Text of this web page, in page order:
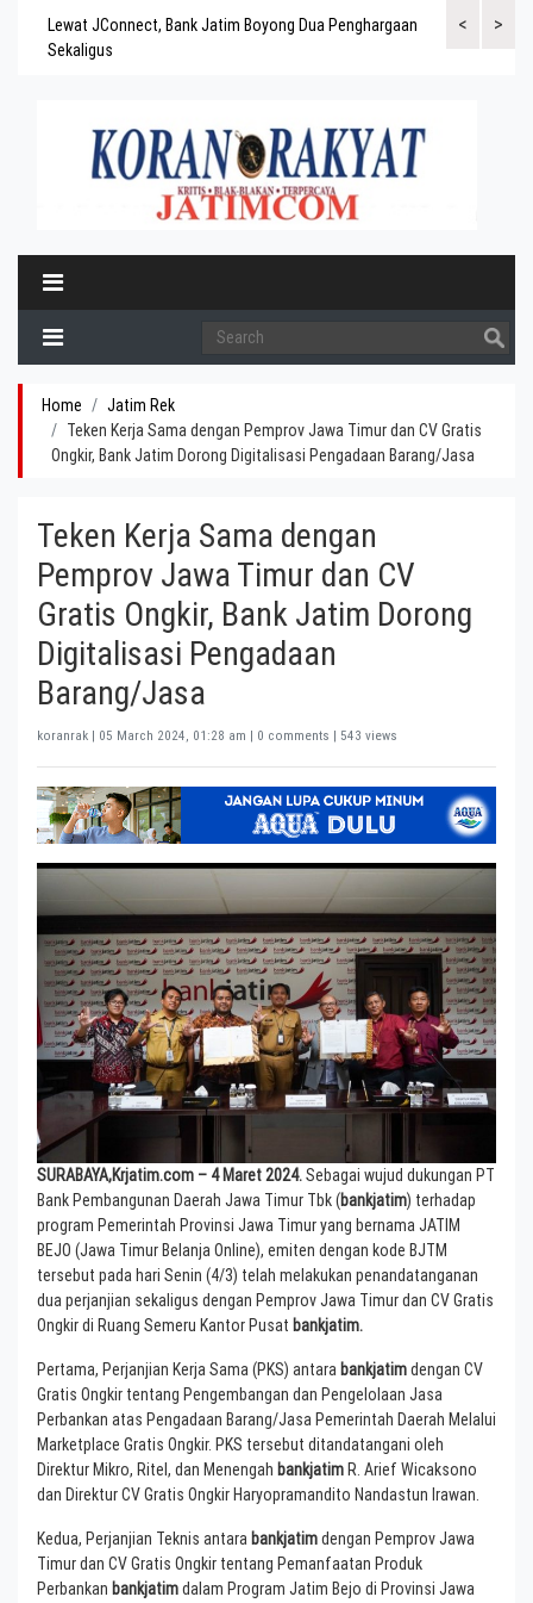
<
Lewat JConnect, Bank Jatim Boyong Dua Penghargaan
Sekaligus
Bank Jatim
>
Home
Jatim Rek
Teken Kerja Sama dengan Pemprov Jawa Timur dan CV Gratis
Ongkir, Bank Jatim Dorong Digitalisasi Pengadaan Barang/Jasa
Teken Kerja Sama dengan
Pemprov Jawa Timur dan CV
Gratis Ongkir, Bank Jatim Dorong
Digitalisasi Pengadaan
Barang/Jasa
koranrak | 05 March 2024, 01:28 am | 0 comments | 543 views
SURABAYA,Krjatim.com – 4 Maret 2024.Sebagai wujud dukungan PT
Bank Pembangunan Daerah Jawa Timur Tbk (bankjatim) terhadap
program Pemerintah Provinsi Jawa Timur yang bernama JATIM
BEJO (Jawa Timur Belanja Online), emiten dengan kode BJTM
tersebut pada hari Senin (4/3) telah melakukan penandatanganan
dua perjanjian sekaligus dengan Pemprov Jawa Timur dan CV Gratis
Ongkir di Ruang Semeru Kantor Pusat bankjatim.
Pertama, Perjanjian Kerja Sama (PKS) antara bankjatimdengan CV
Gratis Ongkir tentang Pengembangan dan Pengelolaan Jasa
Perbankan atas Pengadaan Barang/Jasa Pemerintah Daerah Melalui
Marketplace Gratis Ongkir. PKS tersebut ditandatangani oleh
Direktur Mikro, Ritel, dan Menengah bankjatim R. Arief Wicaksono
dan Direktur CV Gratis Ongkir Haryopramandito Nandastun Irawan.
Kedua, Perjanjian Teknis antara bankjatimdengan Pemprov Jawa
Timur dan CV Gratis Ongkir tentang Pemanfaatan Produk
Perbankan bankjatimdalam Program Jatim Bejo di Provinsi Jawa